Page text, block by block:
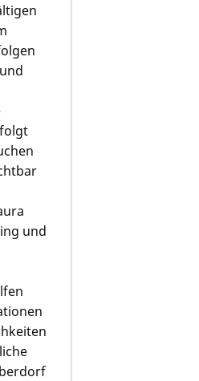
und